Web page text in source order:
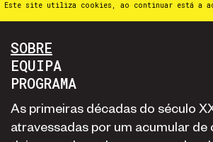
Este site utiliza cookies, ao continuar está a
SOBRE
EQUIPA
PROGRAMA
As primeiras décadas do século
atravessadas por um acumular de